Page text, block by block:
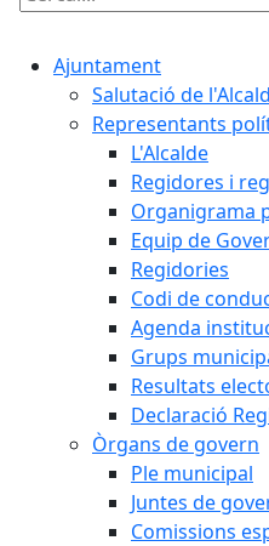
Cercar:
Ajuntament
Salutació de
Representants
L'Alcalde
Regidores i
Organigrama
Equip de
Regidories
Codi de
Agenda
Grups
Resultats
Declaració
Òrgans de govern
Ple municipal
Juntes de
Comissions